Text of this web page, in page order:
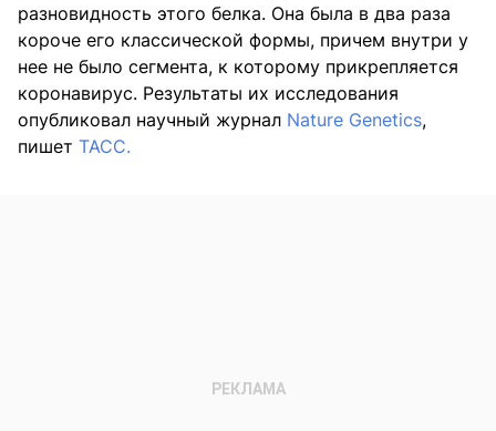
разновидность этого белка. Она была в два раза
короче его классической формы, причем внутри у
нее не было сегмента, к которому прикрепляется
коронавирус. Результаты их исследования
опубликовал научный журнал Nature Genetics,
пишет ТАСС.